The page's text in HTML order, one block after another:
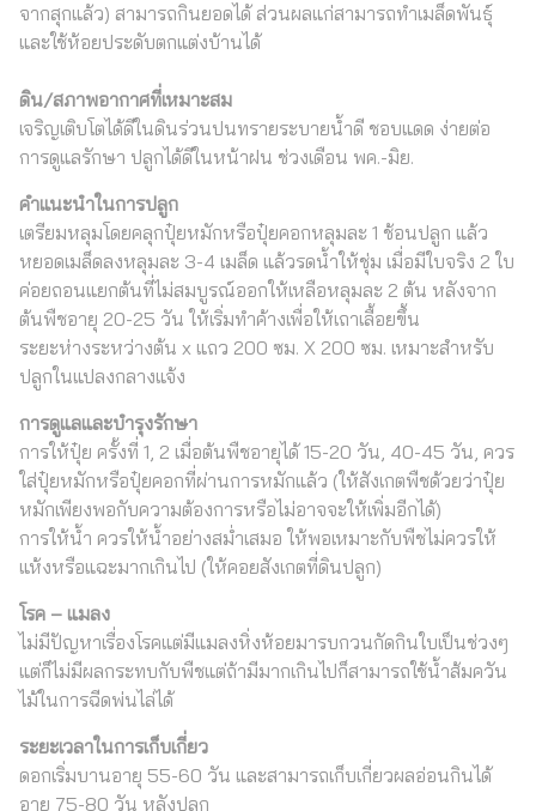
จากสุกแล้ว) สามารถกินยอดได้ ส่วนผลแก่สามารถทำเมล็ดพันธุ์
และใช้ห้อยประดับตกแต่งบ้านได้
ดิน/สภาพอากาศที่เหมาะสม
เจริญเติบโตได้ดีในดินร่วนปนทรายระบายน้ำดี ชอบแดด ง่ายต่อ
การดูแลรักษา ปลูกได้ดีในหน้าฝน ช่วงเดือน พค.-มิย.
คำแนะนำในการปลูก
เตรียมหลุมโดยคลุกปุ๋ยหมักหรือปุ๋ยคอกหลุมละ 1 ช้อนปลูก แล้ว
หยอดเมล็ดลงหลุมละ 3-4 เมล็ด แล้วรดน้ำให้ชุ่ม เมื่อมีใบจริง 2 ใบ
ค่อยถอนแยกต้นที่ไม่สมบูรณ์ออกให้เหลือหลุมละ 2 ต้น หลังจาก
ต้นพืชอายุ 20-25 วัน ให้เริ่มทำค้างเพื่อให้เถาเลื้อยขึ้น
ระยะห่างระหว่างต้น x แถว 200 ซม. X 200 ซม. เหมาะสำหรับ
ปลูกในแปลงกลางแจ้ง
การดูแลและบำรุงรักษา
การให้ปุ๋ย ครั้งที่ 1, 2 เมื่อต้นพืชอายุได้ 15-20 วัน, 40-45 วัน, ควร
ใส่ปุ๋ยหมักหรือปุ๋ยคอกที่ผ่านการหมักแล้ว (ให้สังเกตพืชด้วยว่าปุ๋ย
หมักเพียงพอกับความต้องการหรือไม่อาจจะให้เพิ่มอีกได้)
การให้น้ำ ควรให้น้ำอย่างสม่ำเสมอ ให้พอเหมาะกับพืชไม่ควรให้
แห้งหรือแฉะมากเกินไป (ให้คอยสังเกตที่ดินปลูก)
โรค – แมลง
ไม่มีปัญหาเรื่องโรคแต่มีแมลงหิ่งห้อยมารบกวนกัดกินใบเป็นช่วงๆ
แต่ก็ไม่มีผลกระทบกับพืชแต่ถ้ามีมากเกินไปก็สามารถใช้น้ำส้มควัน
ไม้ในการฉีดพ่นไล่ได้
ระยะเวลาในการเก็บเกี่ยว
ดอกเริ่มบานอายุ 55-60 วัน และสามารถเก็บเกี่ยวผลอ่อนกินได้
อายุ 75-80 วัน หลังปลูก